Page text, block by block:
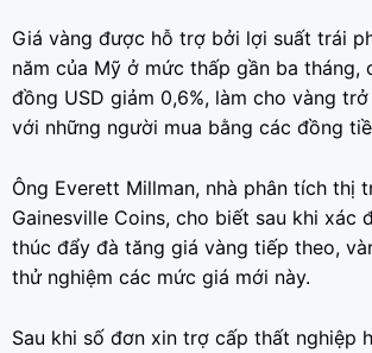
Giá vàng được hỗ trợ bởi lợi suất trái
năm của Mỹ ở mức thấp gần ba tháng,
đồng USD giảm 0,6%, làm cho vàng
với những người mua bằng các đồng
Ông Everett Millman, nhà phân tích thị
Gainesville Coins, cho biết sau khi xác
thúc đẩy đà tăng giá vàng tiếp theo,
thử nghiệm các mức giá mới này.
Sau khi số đơn xin trợ cấp thất nghiệp